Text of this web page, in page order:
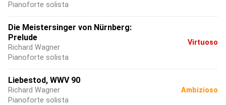
Pianoforte solista
Die Meistersinger von Nürnberg:
Prelude
Richard Wagner
Pianoforte solista
Virtuoso
Liebestod, WWV 90
Richard Wagner
Pianoforte solista
Ambizioso